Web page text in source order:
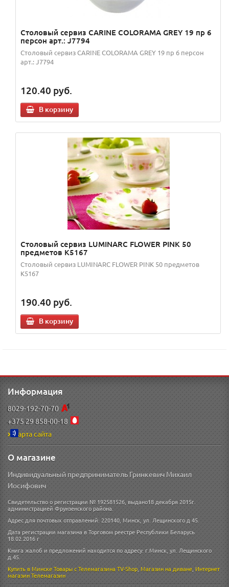
Столовый сервиз CARINE COLORAMA GREY 19 пр 6
персон арт.: J7794
Столовый сервиз CARINE COLORAMA GREY 19 пр 6 персон
арт.: J7794
120.40 руб.
В корзину
Столовый сервиз LUMINARC FLOWER PINK 50
предметов K5167
Столовый сервиз LUMINARC FLOWER PINK 50 предметов
K5167
190.40 руб.
В корзину
Информация
8029-192-70-70
+375 29 858-00-18
Карта сайта
О магазине
Индивидуальный предприниматель Гринкевич Михаил
Иосифович
Свидетельство о регистрации № 192581526, выдано18 декабря 2015г.
администрацией Фрунзенского района.
Адрес для почтовых отправлений: 220140, Минск, ул. Лещинского д 45.
Дата регистрации магазина в Торговом реестре Республики Беларусь
18.02.2016 г
Книга жалоб и предложений находится по адресу: г.Минск, ул. Лещинского
д.45.
Купить в МинскеТовары с Телемагазина TV-Shop,Магазин на диване,Интернет
магазинТелемагазин